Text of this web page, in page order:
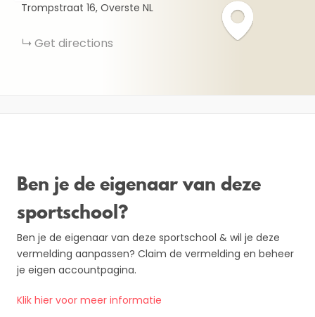
Trompstraat 16 Overste NL
Get directions
Ben je de eigenaar van deze
sportschool?
Ben je de eigenaar van deze sportschool & wil je deze
vermelding aanpassen? Claim de vermelding en beheer
je eigen accountpagina.
Klik hier voor meer informatie